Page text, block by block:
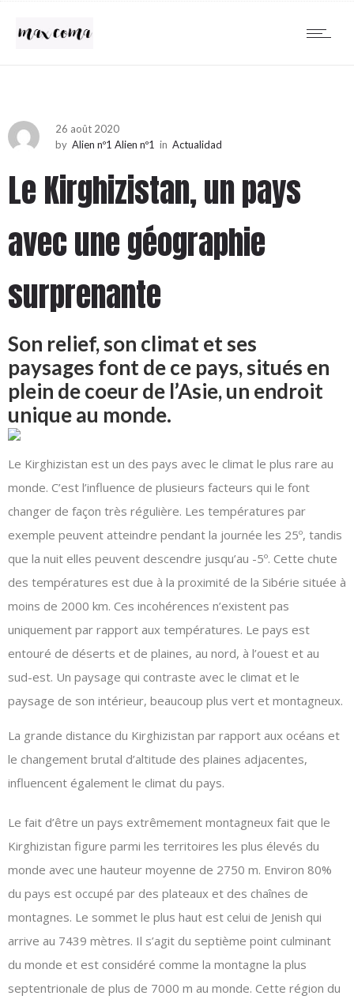
26 août 2020
by Alien nº1 Alien nº1 in Actualidad
Le Kirghizistan, un pays
avec une géographie
surprenante
Son relief, son climat et ses
paysages font de ce pays, situés en
plein de coeur de l’Asie, un endroit
unique au monde.
Le Kirghizistan est un des pays avec le climat le plus rare au
monde. C’est l’influence de plusieurs facteurs qui le font
changer de façon très régulière. Les températures par
exemple peuvent atteindre pendant la journée les 25º, tandis
que la nuit elles peuvent descendre jusqu’au -5º. Cette chute
des températures est due à la proximité de la Sibérie située à
moins de 2000 km. Ces incohérences n’existent pas
uniquement par rapport aux températures. Le pays est
entouré de déserts et de plaines, au nord, à l’ouest et au
sud-est. Un paysage qui contraste avec le climat et le
paysage de son intérieur, beaucoup plus vert et montagneux.
La grande distance du Kirghizistan par rapport aux océans et
le changement brutal d’altitude des plaines adjacentes,
influencent également le climat du pays.
Le fait d’être un pays extrêmement montagneux fait que le
Kirghizistan figure parmi les territoires les plus élevés du
monde avec une hauteur moyenne de 2750 m. Environ 80%
du pays est occupé par des plateaux et des chaînes de
montagnes. Le sommet le plus haut est celui de Jenish qui
arrive au 7439 mètres. Il s’agit du septième point culminant
du monde et est considéré comme la montagne la plus
septentrionale de plus de 7000 m au monde. Cette région du